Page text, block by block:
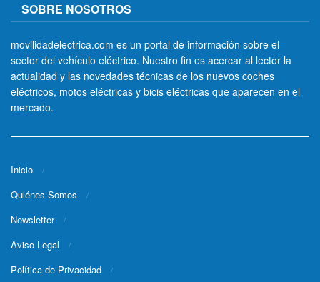
SOBRE NOSOTROS
movilidadelectrica.com es un portal de información sobre el
sector del vehículo eléctrico. Nuestro fin es acercar al lector la
actualidad y las novedades técnicas de los nuevos coches
eléctricos, motos eléctricas y bicis eléctricas que aparecen en el
mercado.
Inicio
Quiénes Somos
Newsletter
Aviso Legal
Política de Privacidad